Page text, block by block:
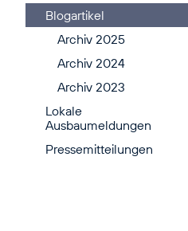
Blogartikel
Archiv 2025
Archiv 2024
Archiv 2023
Lokale
Ausbaumeldungen
Pressemitteilungen